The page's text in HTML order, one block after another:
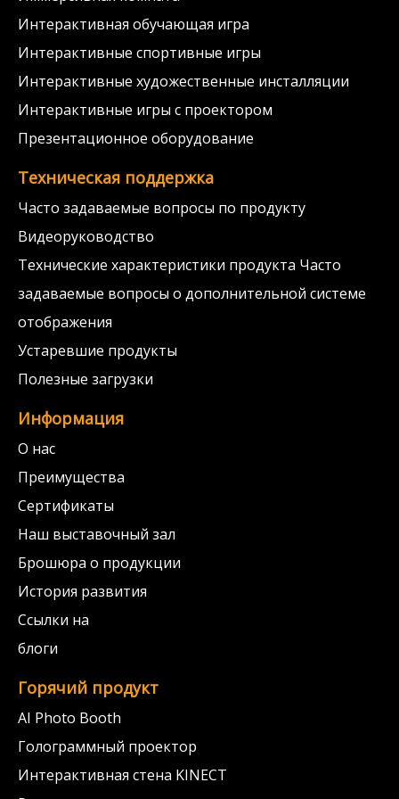
Интерактивная обучающая игра
Интерактивные спортивные игры
Интерактивные художественные инсталляции
Интерактивные игры с проектором
Презентационное оборудование
Техническая поддержка
Часто задаваемые вопросы по продукту
Видеоруководство
Технические характеристики продукта Часто
задаваемые вопросы о дополнительной системе
отображения
Устаревшие продукты
Полезные загрузки
Информация
О нас
Преимущества
Сертификаты
Наш выставочный зал
Брошюра о продукции
История развития
Ссылки на
блоги
Горячий продукт
AI Photo Booth
Голограммный проектор
Интерактивная стена KINECT